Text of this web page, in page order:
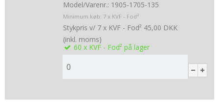
Model/Varenr.: 1905-1705-135
Minimum køb: 7 x KVF - Fod²
Stykpris v/ 7 x KVF - Fod² 45,00 DKK
(inkl. moms)
60 x KVF - Fod² på lager